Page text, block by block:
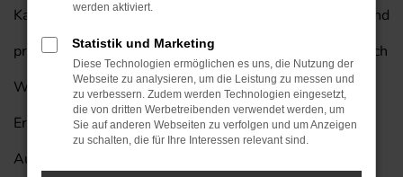
Kaufen Sie Ihren nächsten Jeep Wrangler von Prinzert und
profitieren Sie von unserem exklusiven Lieferservice nach
Wiesbaden. Wir vom Autohaus am Prinzert bringen die
Erfahrung von mehr als 85 Jahren in der
Automobilbranche in jedes Beratungsgespräch mit ein.
werden aktiviert.
Statistik und Marketing
Diese Technologien ermöglichen es uns, die Nutzung der
Webseite zu analysieren, um die Leistung zu messen und
zu verbessern. Zudem werden Technologien eingesetzt,
die von dritten Werbetreibenden verwendet werden, um
Sie auf anderen Webseiten zu verfolgen und um Anzeigen
zu schalten, die für Ihre Interessen relevant sind.